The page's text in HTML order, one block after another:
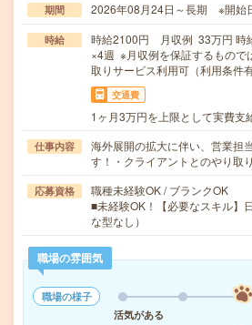
期間 2026年08月24日～長期 ※開始
時給
時給2100円 月収例 33万円 時
×4週 ※月収例を保証するもので
取りサービス利用可（利用条件有
交通費
1ヶ月3万円を上限として実費支
仕事内容
海外展開の拡大に伴い、営業担
す！・クライアントとのやり取
応募資格
職種未経験OK / ブランクOK
■未経験OK！【必要なスキル】
な型なし）
職場の雰囲気
職場の様子
活気がある